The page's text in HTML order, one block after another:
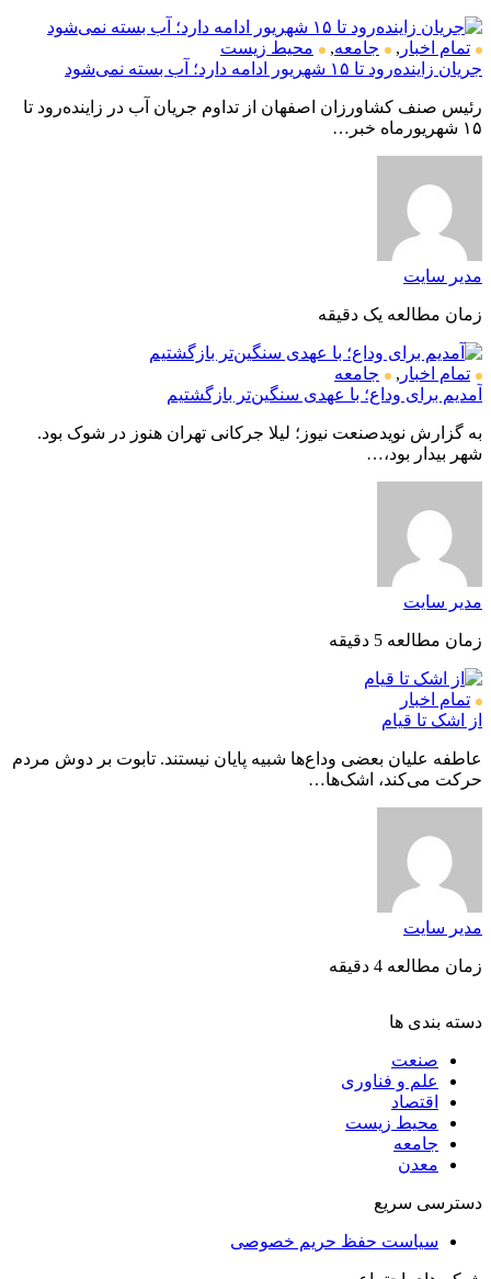
تمام اخبار , جامعه,
محیط زیست
جریان زاینده‌رود تا ۱۵ شهریور ادامه دارد؛ آب بسته نمی‌شود
رئیس صنف کشاورزان اصفهان از تداوم جریان آب در زاینده‌رود تا
۱۵ شهریورماه خبر…
مدیر سایت
زمان مطالعه یک دقیقه
تمام اخبار ,
جامعه
آمدیم برای وداع؛ با عهدی سنگین‌تر بازگشتیم
به گزارش نویدصنعت نیوز؛ لیلا جرکانی تهران هنوز در شوک بود.
شهر بیدار بود،…
مدیر سایت
زمان مطالعه 5 دقیقه
تمام اخبار
از اشک تا قیام
عاطفه علیان بعضی وداع‌ها شبیه پایان نیستند. تابوت بر دوش مردم
حرکت می‌کند، اشک‌ها…
مدیر سایت
زمان مطالعه 4 دقیقه
دسته بندی ها
صنعت
علم و فناوری
اقتصاد
محیط زیست
جامعه
معدن
دسترسی سریع
سیاست حفظ حریم خصوصی